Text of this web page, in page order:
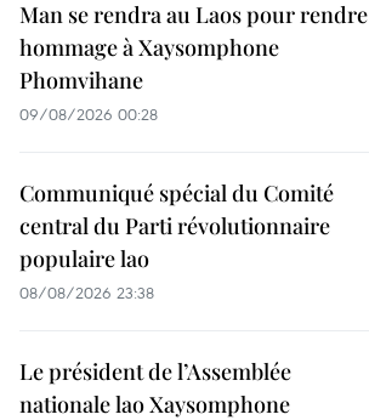
Man se rendra au Laos pour rendre
hommage à Xaysomphone
Phomvihane
09/08/2026 00:28
Communiqué spécial du Comité
central du Parti révolutionnaire
populaire lao
08/08/2026 23:38
Le président de l’Assemblée
nationale lao Xaysomphone